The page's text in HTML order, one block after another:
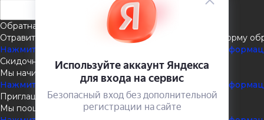
Обратная связь
Отравить нам сообщение или задать вопрос через форму
Нажмите здесь для получения дополнительной
Скидочная система
Мы начисляем кэшбэк с покупок
Нажмите здесь для получения дополнительной
Приглашаем к партнёрству
Мы поощеряем наших партнёров